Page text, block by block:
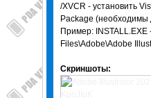
/XVCR - установить
Package
Пример: INSTALL.EXE
Files\Adobe\Adobe
Скриншоты: